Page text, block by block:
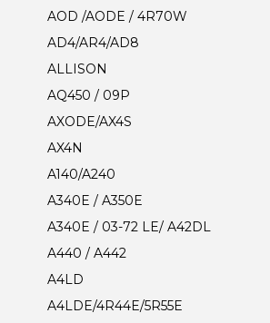
AOD /AODE / 4R70W
AD4/AR4/AD8
ALLISON
AQ450 / 09P
AXODE/AX4S
AX4N
A140/A240
A340E / A350E
A340E / 03-72 LE/ A42DL
A440 / A442
A4LD
A4LDE/4R44E/5R55E